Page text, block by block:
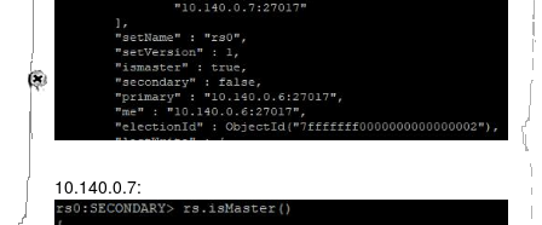
10.140.0.7: